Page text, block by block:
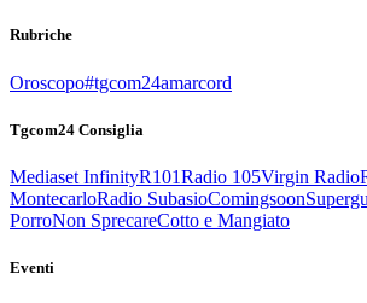
Rubriche
Oroscopo#tgcom24amarcord
Tgcom24 Consiglia
Mediaset InfinityR101Radio 105Virgin Radio
MontecarloRadio SubasioComingsoon
PorroNon SprecareCotto e Mangiato
Eventi